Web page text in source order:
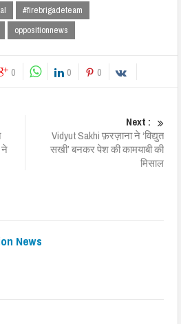
#firebrigadeteam
oppositionnews
0 0 0
ने
Next :
Vidyut Sakhi फ़रज़ाना ने ‘विद्युत
सखी’ बनकर पेश की कामयाबी की
मिसाल
News